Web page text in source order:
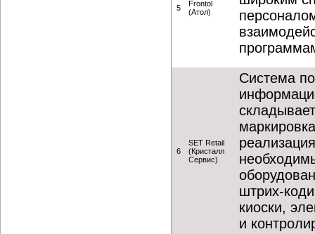
5
Frontol
(Атол)
6
SET Retail
(Кристалл
Сервис)
Система
штрих-
киоски,
и